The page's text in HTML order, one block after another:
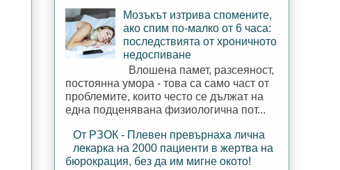
Мозъкът изтрива спомените,
ако спим по-малко от 6 часа:
последствията от хроничното
недоспиване
Влошена памет, разсеяност,
постоянна умора - това са само част от
проблемите, които често се дължат на
една подценявана физиологична пот...
От РЗОК - Плевен превърнаха лична
лекарка на 2000 пациенти в жертва на
бюрокрация, без да им мигне окото!